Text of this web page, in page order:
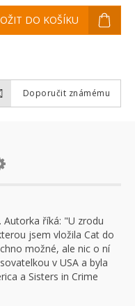
Doporučit známému
říká: "U zrodu
jsem vložila Cat do
možné, ale nic o ní
v USA a byla
a Sisters in Crime